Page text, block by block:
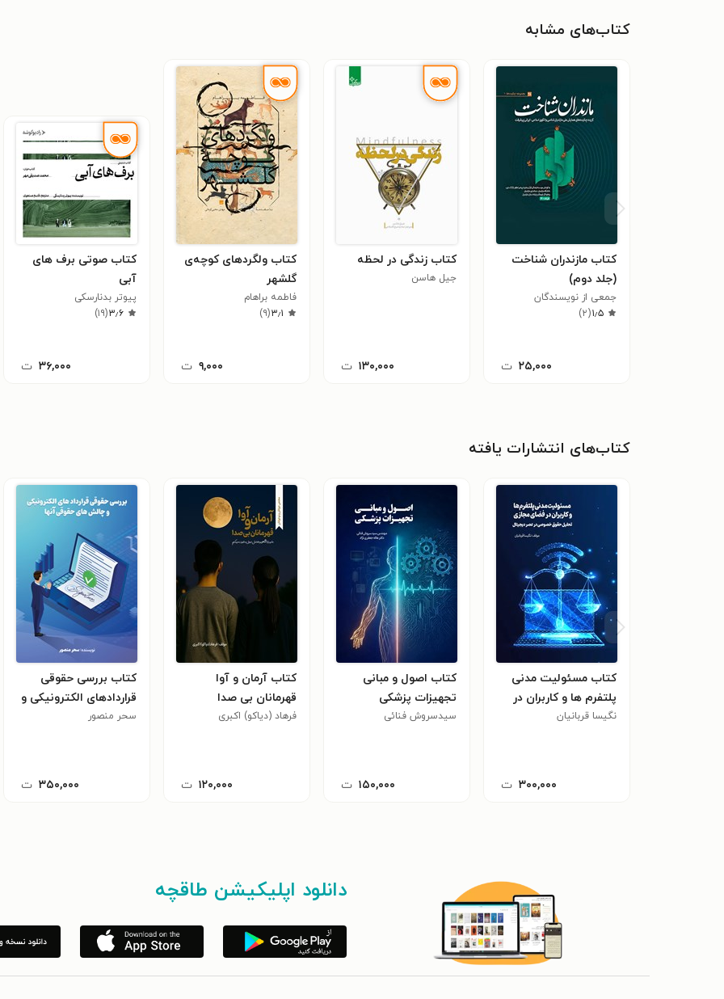
کتاب‌های مشابه
کتاب مازندران شناخت
(جلد دوم)
جمعی از نویسندگان
۱٫۵(۲)
۲۵,۰۰۰ ت
کتاب زندگی در لحظه
جیل هاسن
۱۳۰,۰۰۰ ت
کتاب ولگردهای کوچه‌ی
گلشهر
فاطمه براهام
۳٫۱(۹)
۹,۰۰۰ ت
کتاب صوتی برف های
آبی
پیوتر بدنارسکی
۳٫۶(۱۹)
۳۶,۰۰۰ ت
کتاب‌های انتشارات یافته
کتاب مسئولیت مدنی
پلتفرم ها و کاربران در
فضای مجازی
نگیسا قربانیان
۳۰۰,۰۰۰ ت
کتاب اصول و مبانی
تجهیزات پزشکی
سیدسروش فنائی
۱۵۰,۰۰۰ ت
کتاب آرمان و آوا
قهرمانان بی صدا
فرهاد (دیاکو) اکبری
۱۲۰,۰۰۰ ت
کتاب بررسی حقوقی
قراردادهای الکترونیکی و
چالش ها‌ی حقوقی آنها
سحر منصور
۳۵۰,۰۰۰ ت
دانلود اپلیکیشن طاقچه